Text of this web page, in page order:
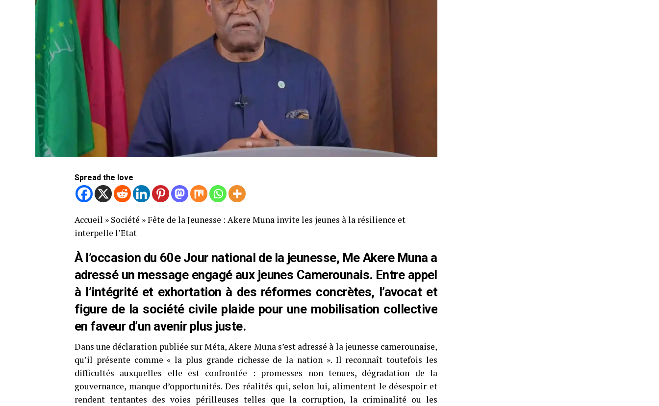
Spread the love
Accueil » Société »Fête de la Jeunesse : Akere Muna invite les jeunes à la résilience et
interpelle l’Etat
À l’occasion du 60e Jour national de la jeunesse, Me Akere Muna a
adressé un message engagé aux jeunes Camerounais. Entre appel
à l’intégrité et exhortation à des réformes concrètes, l’avocat et
figure de la société civile plaide pour une mobilisation collective
en faveur d’un avenir plus juste.
Dans une déclaration publiée sur Méta, Akere Muna s’est adressé à la jeunesse camerounaise,
qu’il présente comme « la plus grande richesse de la nation ». Il reconnaît toutefois les
difficultés auxquelles elle est confrontée : promesses non tenues, dégradation de la
gouvernance, manque d’opportunités. Des réalités qui, selon lui, alimentent le désespoir et
rendent tentantes des voies périlleuses telles que la corruption, la criminalité ou les